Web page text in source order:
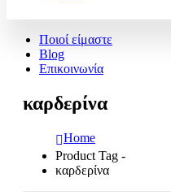
Ποιοί είμαστε
Blog
Επικοινωνία
καρδερίνα
Home
Product Tag -
καρδερίνα